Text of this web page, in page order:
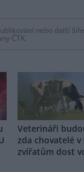
nebo další
ČTK.
Veterináři
zda chovatelé
zvířatům dost